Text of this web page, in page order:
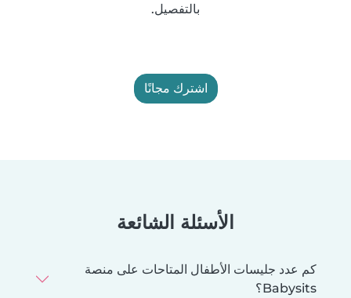
بالتفصيل.
اشترك مجانًا
الأسئلة الشائعة
كم عدد جليسات الأطفال المتاحات على منصة
Babysits؟